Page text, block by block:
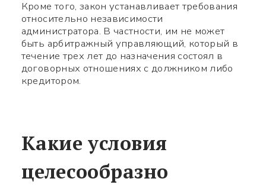
Кроме того, закон устанавливает требования
относительно независимости
администратора. В частности, им не может
быть арбитражный управляющий, который в
течение трех лет до назначения состоял в
договорных отношениях с должником либо
кредитором.
Какие условия
целесообразно
Имя *
Используйте ваш смартфон
чтобы считать QR-code,